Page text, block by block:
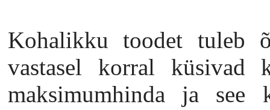
Kohalikku toodet tuleb
vastasel korral küsivad
maksimumhinda ja see